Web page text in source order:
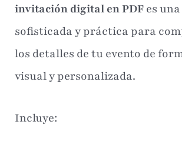
invitación digital en PDFes
sofisticada y práctica para
los detalles de tu evento de
visual y personalizada.
Incluye: